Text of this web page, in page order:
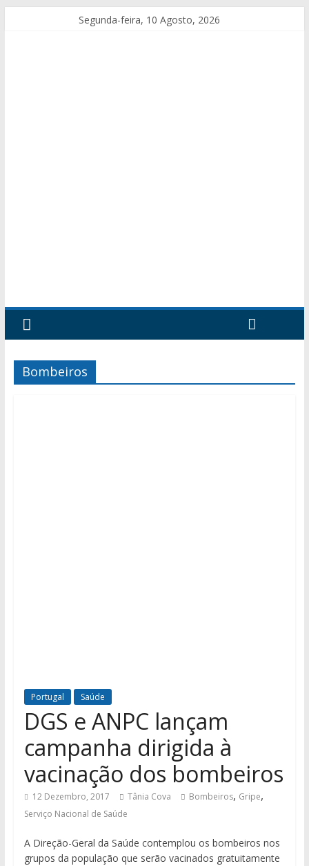
Segunda-feira, 10 Agosto, 2026
Bombeiros
Portugal Saúde
DGS e ANPC lançam
campanha dirigida à
vacinação dos bombeiros
12 Dezembro, 2017 Tânia Cova Bombeiros, Gripe,
Serviço Nacional de Saúde
A Direção-Geral da Saúde contemplou os bombeiros nos
grupos da população que serão vacinados gratuitamente